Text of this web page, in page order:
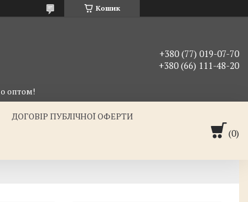
Кошик
оптом!
+380 (77) 019-07-70
+380 (66) 111-48-20
ДОГОВІР ПУБЛІЧНОЇ ОФЕРТИ